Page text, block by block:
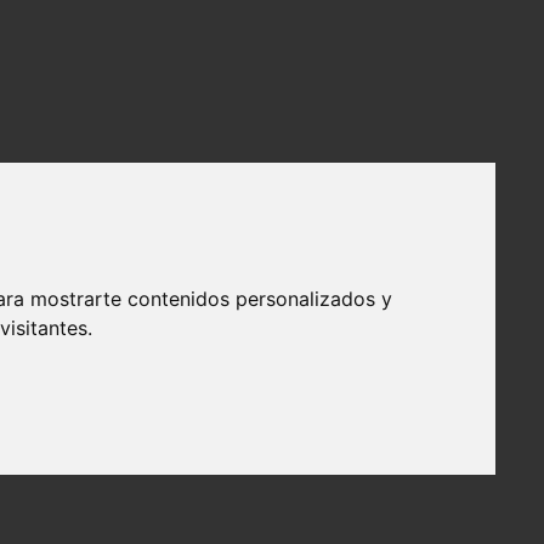
mostrarte contenidos personalizados y